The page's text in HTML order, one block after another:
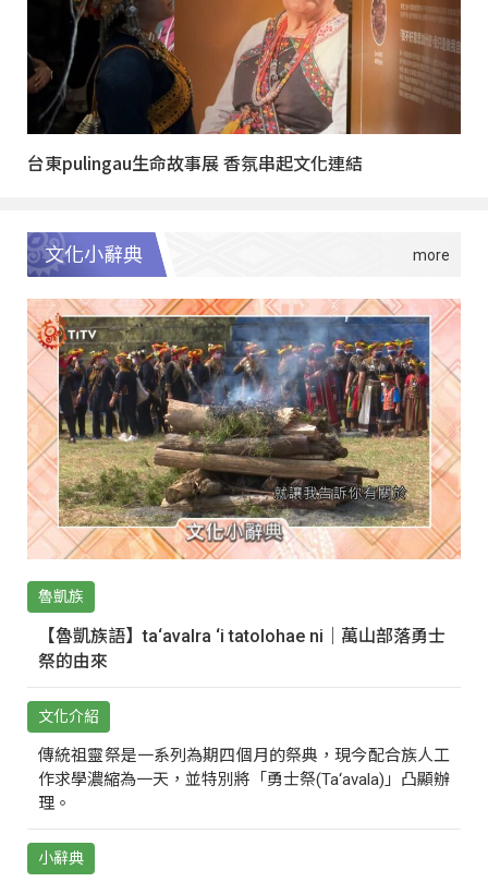
台東pulingau生命故事展 香氛串起文化連結
文化小辭典
魯凱族
【魯凱族語】ta‘avalra ‘i tatolohae ni｜萬山部落勇士
祭的由來
文化介紹
傳統祖靈祭是一系列為期四個月的祭典，現今配合族人工
作求學濃縮為一天，並特別將「勇士祭(Ta‘avala)」凸顯辦
理。
小辭典